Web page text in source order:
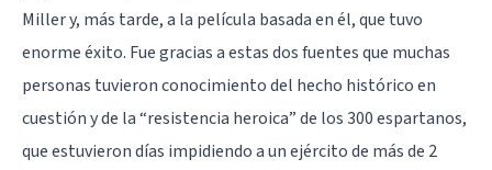
Miller y, más tarde, a la película basada en él, que tuvo
enorme éxito. Fue gracias a estas dos fuentes que muchas
personas tuvieron conocimiento del hecho histórico en
cuestión y de la “resistencia heroica” de los 300 espartanos,
que estuvieron días impidiendo a un ejército de más de 2